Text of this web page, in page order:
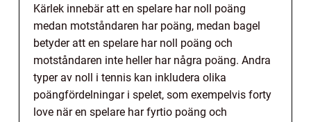
Kärlek innebär att en spelare har noll poäng
medan motståndaren har poäng, medan bagel
betyder att en spelare har noll poäng och
motståndaren inte heller har några poäng. Andra
typer av noll i tennis kan inkludera olika
poängfördelningar i spelet, som exempelvis forty
love när en spelare har fyrtio poäng och